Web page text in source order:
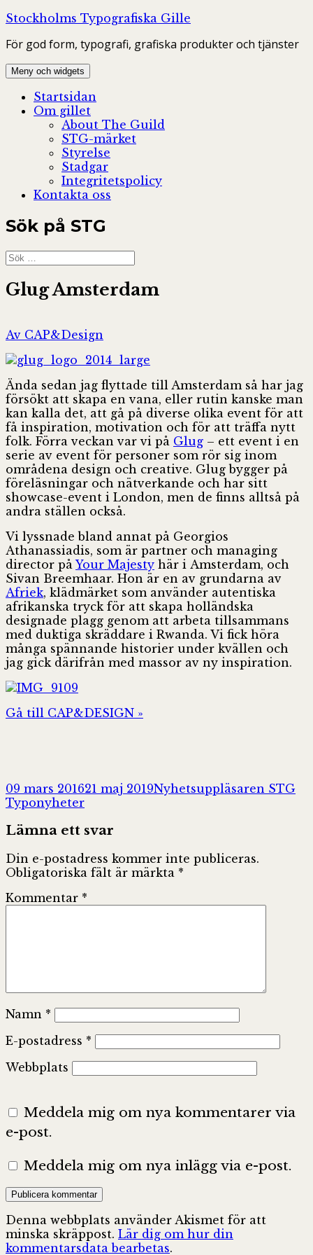
Hoppa
innehåll
Stockholms Typografiska Gille
För god form, typografi, grafiska produkter och tjänster
Meny och widgets
Startsidan
Om gillet
About The Guild
STG-märket
Styrelse
Stadgar
Integritetspolicy
Kontakta oss
Sök på STG
Sök
efter:
Glug Amsterdam
Av CAP&Design
Ända sedan jag flyttade till Amsterdam så har jag
försökt att skapa en vana, eller rutin kanske man
kan kalla det, att gå på diverse olika event för att
få inspiration, motivation och för att träffa nytt
folk. Förra veckan var vi på Glug – ett event i en
serie av event för personer som rör sig inom
områdena design och creative. Glug bygger på
föreläsningar och nätverkande och har sitt
showcase-event i London, men de finns alltså på
andra ställen också.
Vi lyssnade bland annat på Georgios
Athanassiadis, som är partner och managing
director på Your Majesty här i Amsterdam, och
Sivan Breemhaar. Hon är en av grundarna av
Afriek, klädmärket som använder autentiska
afrikanska tryck för att skapa holländska
designade plagg genom att arbeta tillsammans
med duktiga skräddare i Rwanda. Vi fick höra
många spännande historier under kvällen och
jag gick därifrån med massor av ny inspiration.
Gå till CAP&DESIGN »
Postat
09 mars 201621 maj 2019Författare
Nyhetsuppläsaren STG
Typonyheter
Lämna ett svar
Din e-postadress kommer inte publiceras.
Obligatoriska fält är märkta *
Kommentar *
Namn *
E-postadress *
Webbplats
Meddela mig om nya kommentarer via
e-post.
Meddela mig om nya inlägg via e-post.
Denna webbplats använder Akismet för att
minska skräppost. Lär dig om hur din
kommentarsdata bearbetas.